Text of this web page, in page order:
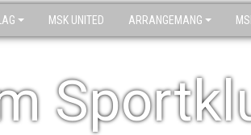
MSK UNITED ARRANGEMANG